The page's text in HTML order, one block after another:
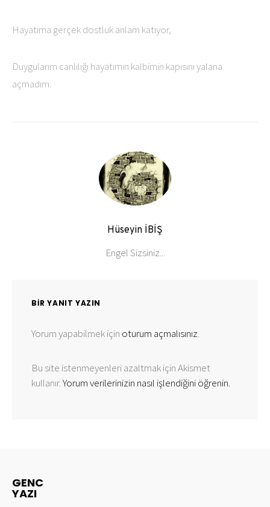
Hayatıma gerçek dostluk anlam katıyor,
Duygularım canlılığı hayatımın kalbimin kapısını yalana
açmadım.
Hüseyin İBİŞ
Engel Sizsiniz...
BIR YANIT YAZIN
Yorum yapabilmek için oturum açmalısınız.
Bu site istenmeyenleri azaltmak için Akismet
kullanır.Yorum verilerinizin nasıl işlendiğini öğrenin.
GENC
YAZI